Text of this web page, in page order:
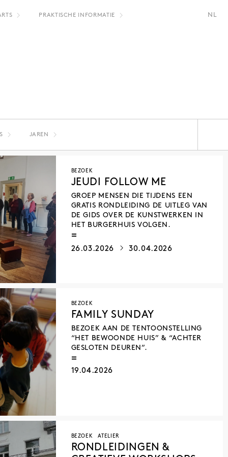
PRAKTISCHE INFORMATIE NL
FRANCIS ALŸS
MARIE ROSEN
LUCILE BERTRAND
RITSART GOBYN
SYLVIE EYBERG
ON KAWARA
EIRENE EFSTATHIOU
SAHAR SAÂDAOUI
BARBARA IWEINS
VINCENT SOLHEID
LÉNA BABINET
KATRIEN DE BLAUWER
SEYNI AWA CAMARA
TATIANA BOHM
ANDREI MOLODKIN
ANN VERONICA JANSSENS
OHME
ELLEN DHONDT
SÉBASTIEN ALOUF
BOARD GAME CAMPUS & ARBA–ESA
AURÉLIEN GOUBAU
JAREN
2015
BEZOEK
JEUDI FOLLOW ME
GROEP MENSEN DIE TIJDENS EEN
GRATIS RONDLEIDING DE UITLEG VAN
DE GIDS OVER DE KUNSTWERKEN IN
HET BURGERHUIS VOLGEN.
26.03.2026 30.04.2026
BEZOEK
FAMILY SUNDAY
BEZOEK AAN DE TENTOONSTELLING
“HET BEWOONDE HUIS” & “ACHTER
GESLOTEN DEUREN”.
19.04.2026
BEZOEK ATELIER
RONDLEIDINGEN &